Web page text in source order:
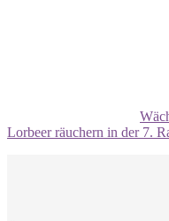
Lorbeer räuchern in der 7.